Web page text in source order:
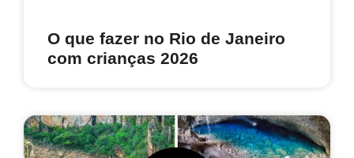
O que fazer no Rio de Janeiro
com crianças 2026